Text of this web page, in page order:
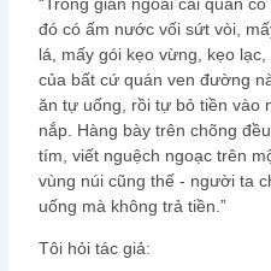
đó có ấm nước vối sứt vòi,
lá, mấy gói kẹo vừng, kẹo
của bất cứ quán ven đường
ăn tự uống, rồi tự bỏ tiền vào
nắp. Hàng bày trên chõng
tím, viết nguệch ngoạc trên
vùng núi cũng thế - người ta
uống mà không trả tiền.”
Tôi hỏi tác giả: